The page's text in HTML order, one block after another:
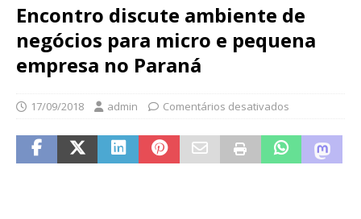
Encontro discute ambiente de
negócios para micro e pequena
empresa no Paraná
17/09/2018 admin Comentários desativados